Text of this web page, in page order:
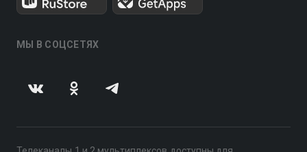
МЫ В СОЦСЕТЯХ